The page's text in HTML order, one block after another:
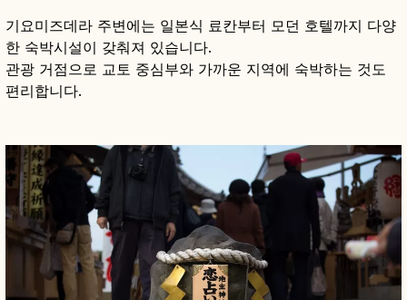
기요미즈데라 주변에는 일본식 료칸부터 모던 호텔까지 다양
한 숙박시설이 갖춰져 있습니다.
관광 거점으로 교토 중심부와 가까운 지역에 숙박하는 것도
편리합니다.